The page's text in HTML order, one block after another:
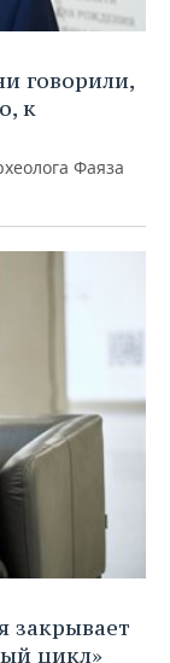
говорили,
к
Фаяза
закрывает
цикл»